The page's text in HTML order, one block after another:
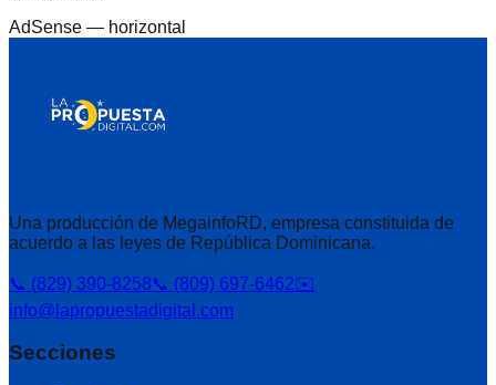
AdSense — horizontal
Una producción de MegainfoRD, empresa constituida de
acuerdo a las leyes de República Dominicana.
📞 (829) 390-8258📞 (809) 697-6462✉️
info@lapropuestadigital.com
Secciones